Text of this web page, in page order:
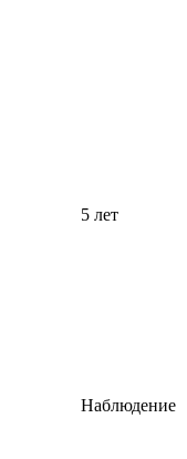
5 лет
Наблюдение